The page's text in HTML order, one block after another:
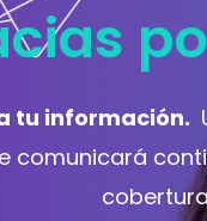
tu información.
comunicará